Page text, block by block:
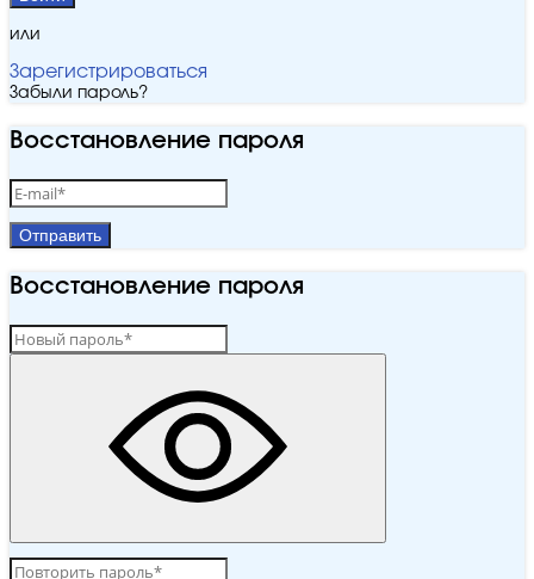
или
Зарегистрироваться
Забыли пароль?
Восстановление пароля
Отправить
Восстановление пароля